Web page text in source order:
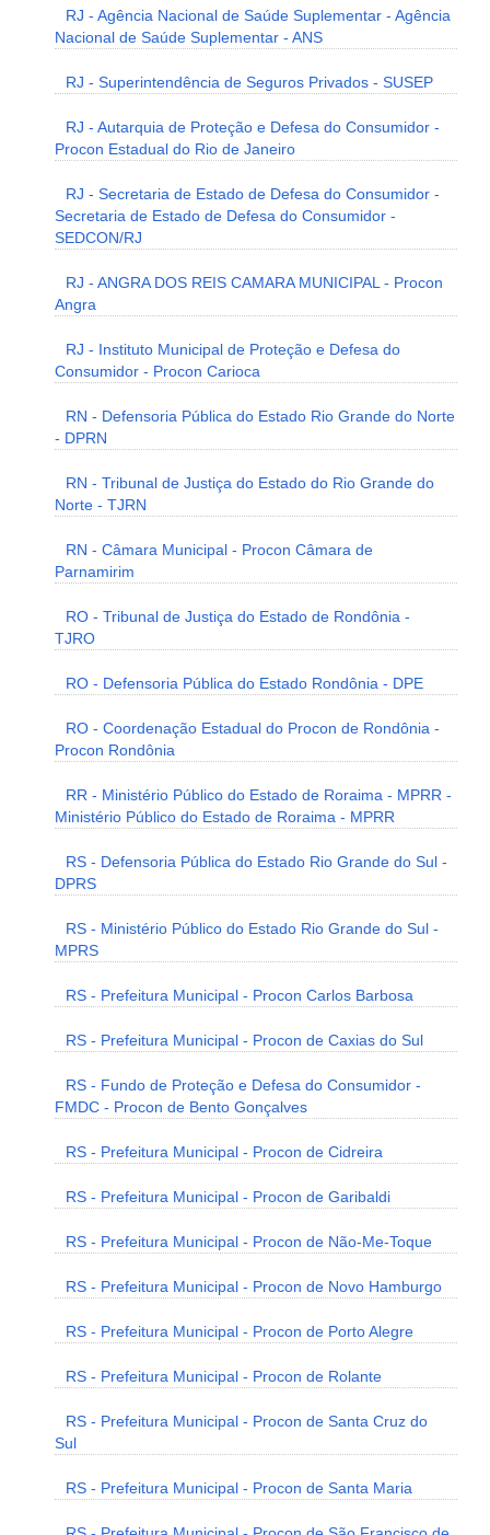
RJ - Agência Nacional de Saúde Suplementar - Agência
Nacional de Saúde Suplementar - ANS
RJ - Superintendência de Seguros Privados - SUSEP
RJ - Autarquia de Proteção e Defesa do Consumidor -
Procon Estadual do Rio de Janeiro
RJ - Secretaria de Estado de Defesa do Consumidor -
Secretaria de Estado de Defesa do Consumidor -
SEDCON/RJ
RJ - ANGRA DOS REIS CAMARA MUNICIPAL - Procon
Angra
RJ - Instituto Municipal de Proteção e Defesa do
Consumidor - Procon Carioca
RN - Defensoria Pública do Estado Rio Grande do Norte
- DPRN
RN - Tribunal de Justiça do Estado do Rio Grande do
Norte - TJRN
RN - Câmara Municipal - Procon Câmara de
Parnamirim
RO - Tribunal de Justiça do Estado de Rondônia -
TJRO
RO - Defensoria Pública do Estado Rondônia - DPE
RO - Coordenação Estadual do Procon de Rondônia -
Procon Rondônia
RR - Ministério Público do Estado de Roraima - MPRR -
Ministério Público do Estado de Roraima - MPRR
RS - Defensoria Pública do Estado Rio Grande do Sul -
DPRS
RS - Ministério Público do Estado Rio Grande do Sul -
MPRS
RS - Prefeitura Municipal - Procon Carlos Barbosa
RS - Prefeitura Municipal - Procon de Caxias do Sul
RS - Fundo de Proteção e Defesa do Consumidor -
FMDC - Procon de Bento Gonçalves
RS - Prefeitura Municipal - Procon de Cidreira
RS - Prefeitura Municipal - Procon de Garibaldi
RS - Prefeitura Municipal - Procon de Não-Me-Toque
RS - Prefeitura Municipal - Procon de Novo Hamburgo
RS - Prefeitura Municipal - Procon de Porto Alegre
RS - Prefeitura Municipal - Procon de Rolante
RS - Prefeitura Municipal - Procon de Santa Cruz do
Sul
RS - Prefeitura Municipal - Procon de Santa Maria